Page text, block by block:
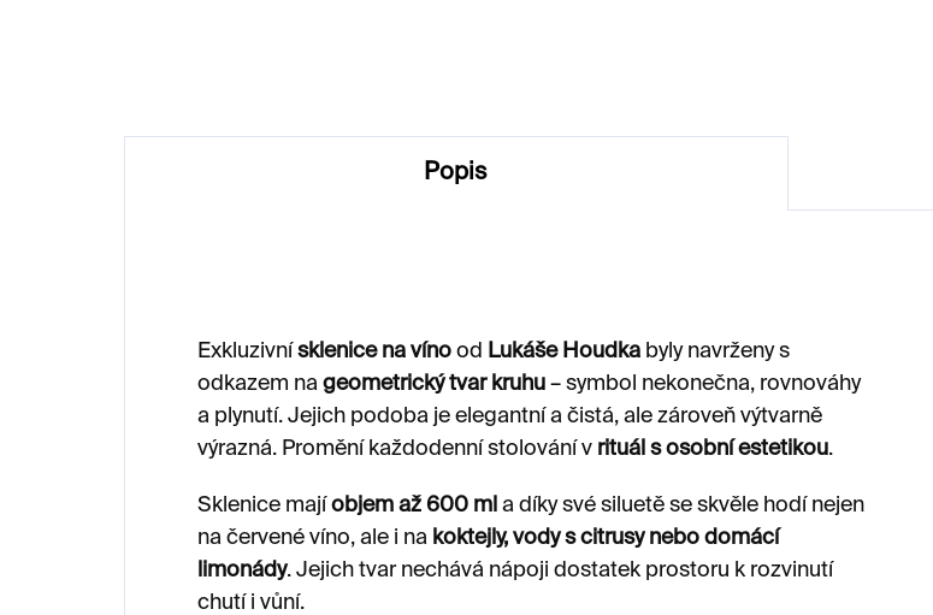
Popis
Exkluzivní sklenice na víno od Lukáše Houdka byly navrženy s
odkazem na geometrický tvar kruhu – symbol nekonečna, rovnováhy
a plynutí. Jejich podoba je elegantní a čistá, ale zároveň výtvarně
výrazná. Promění každodenní stolování v rituál s osobní estetikou.
Sklenice mají objem až 600 ml a díky své siluetě se skvěle hodí nejen
na červené víno, ale i na koktejly, vody s citrusy nebo domácí
limonády. Jejich tvar nechává nápoji dostatek prostoru k rozvinutí
chutí i vůní.